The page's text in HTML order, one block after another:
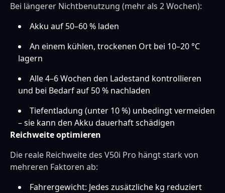
Bei längerer Nichtbenutzung (mehr als 2 Wochen):
Akku auf 50–60 % laden
An einem kühlen, trockenen Ort bei 10–20 °C
lagern
Alle 4–6 Wochen den Ladestand kontrollieren
und bei Bedarf auf 50 % nachladen
Tiefentladung (unter 10 %) unbedingt vermeiden
– sie kann den Akku dauerhaft schädigen
Reichweite optimieren
Die reale Reichweite des V50i Pro hängt stark von
mehreren Faktoren ab:
Fahrergewicht: Jedes zusätzliche kg reduziert